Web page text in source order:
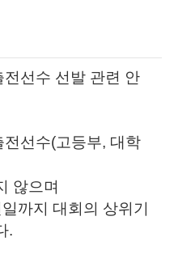
선수 선발 관련 안
선수(고등부, 대학
않으며
까지 대회의 상위기
.